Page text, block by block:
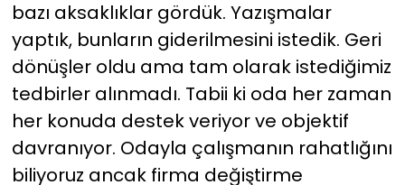
bazı aksaklıklar gördük. Yazışmalar
yaptık, bunların giderilmesini istedik. Geri
dönüşler oldu ama tam olarak istediğimiz
tedbirler alınmadı. Tabii ki oda her zaman
her konuda destek veriyor ve objektif
davranıyor. Odayla çalışmanın rahatlığını
biliyoruz ancak firma değiştirme